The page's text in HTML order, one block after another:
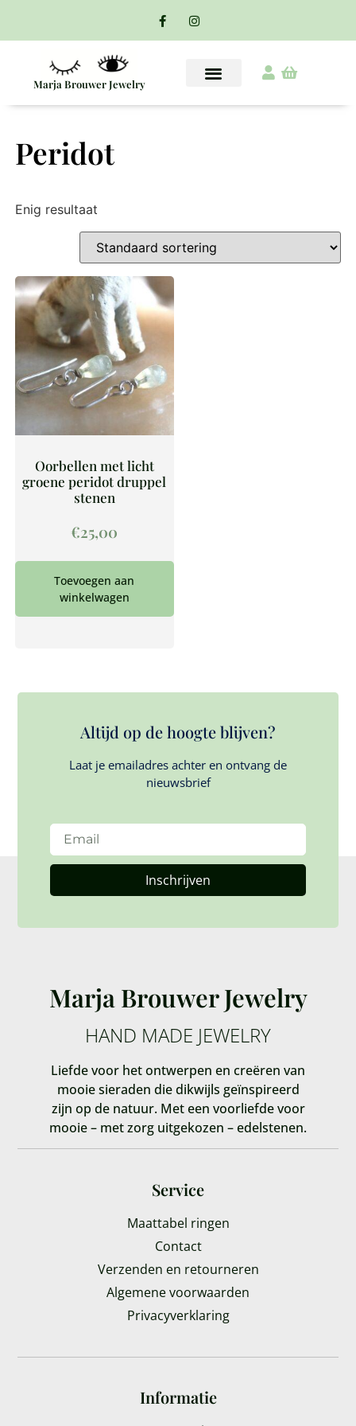
Marja Brouwer Jewelry
Peridot
Enig resultaat
Oorbellen met licht
groene peridot druppel
stenen
€25,00
Toevoegen aan
winkelwagen
Altijd op de hoogte blijven?
Laat je emailadres achter en ontvang de
nieuwsbrief
Inschrijven
Marja Brouwer Jewelry
HAND MADE JEWELRY
Liefde voor het ontwerpen en creëren van
mooie sieraden die dikwijls geïnspireerd
zijn op de natuur. Met een voorliefde voor
mooie – met zorg uitgekozen – edelstenen.
Service
Maattabel ringen
Contact
Verzenden en retourneren
Algemene voorwaarden
Privacyverklaring
Informatie